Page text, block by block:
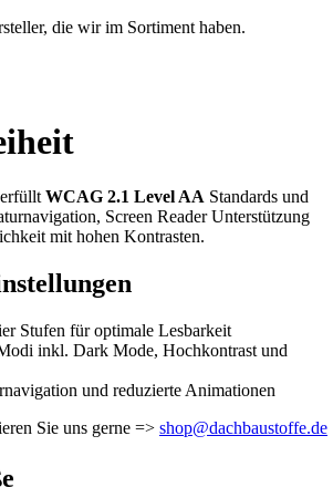
die wir im Sortiment haben.
WCAG 2.1 Level AA Standards und
Screen Reader Unterstützung
mit hohen Kontrasten.
Stufen für optimale Lesbarkeit
inkl. Dark Mode, Hochkontrast und
und reduzierte Animationen
Sie uns gerne => shop@dachbaustoffe.de
Einstellungen Formular